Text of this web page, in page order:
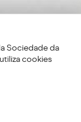
Sociedade da
cookies